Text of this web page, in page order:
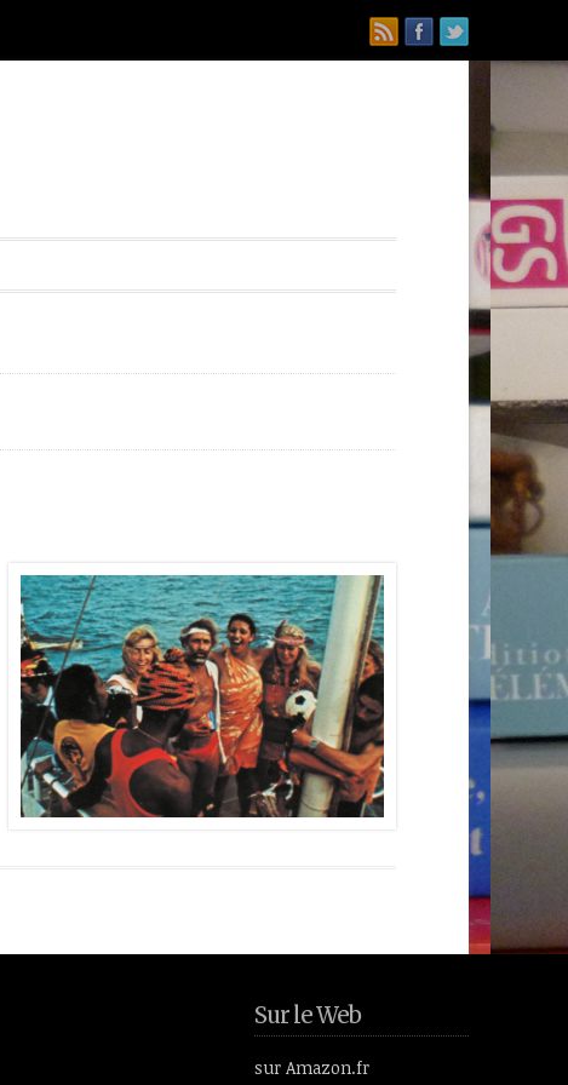
Sur le Web
sur Amazon.fr